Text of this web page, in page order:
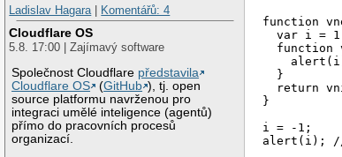
Ladislav Hagara
Komentářů: 4
Cloudflare OS
5.8. 17:00 | Zajímavý software
Společnost Cloudflare představila
Cloudflare OS
(GitHub ), tj. open
source platformu navrženou pro
integraci umělé inteligence (agentů)
přímo do pracovních procesů
organizací.
function
var i =
function
  }
return
}
i = -1;
alert(i);